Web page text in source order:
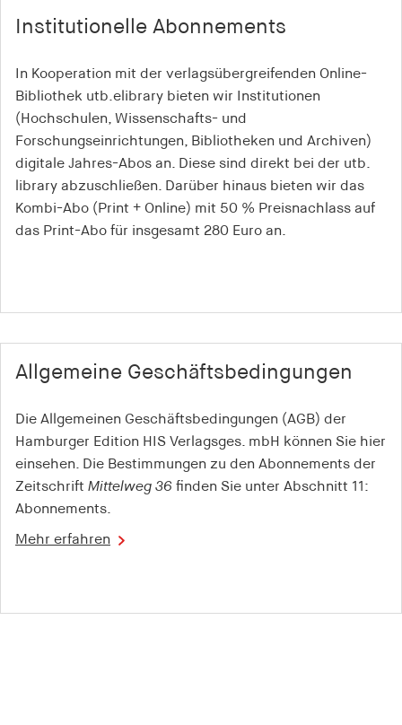
Institutionelle Abonnements
In Kooperation mit der verlagsübergreifenden Online-
Bibliothek utb.elibrary bieten wir Institutionen
(Hochschulen, Wissenschafts- und
Forschungseinrichtungen, Bibliotheken und Archiven)
digitale Jahres-Abos an. Diese sind direkt bei der utb.
library abzuschließen. Darüber hinaus bieten wir das
Kombi-Abo (Print + Online) mit 50 % Preisnachlass auf
das Print-Abo für insgesamt 280 Euro an.
Allgemeine Geschäfts­bedingungen
Die Allgemeinen Geschäftsbedingungen (AGB) der
Hamburger Edition HIS Verlagsges. mbH können Sie hier
einsehen. Die Bestimmungen zu den Abonnements der
Zeitschrift Mittelweg 36 finden Sie unter Abschnitt 11:
Abonnements.
Mehr erfahren